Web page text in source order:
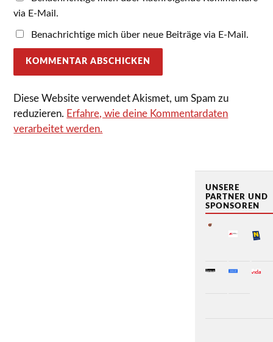
via E-Mail.
Benachrichtige mich über neue Beiträge via E-Mail.
Diese Website verwendet Akismet, um Spam zu
reduzieren. Erfahre, wie deine Kommentardaten
verarbeitet werden.
UNSERE
PARTNER UND
SPONSOREN